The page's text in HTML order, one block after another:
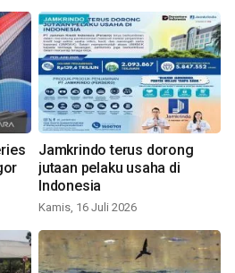
Jamkrindo terus dorong
jutaan pelaku usaha di
Indonesia
Kamis, 16 Juli 2026